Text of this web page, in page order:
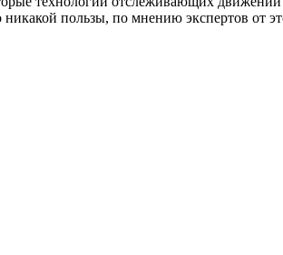
пользы, по мнению экспертов от